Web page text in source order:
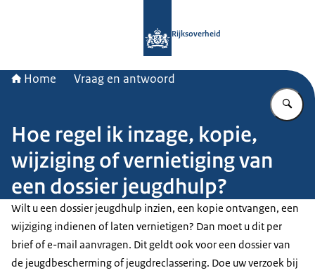
Rijksoverheid
Home Vraag en antwoord
Hoe regel ik inzage, kopie,
wijziging of vernietiging van
een dossier jeugdhulp?
Wilt u een dossier jeugdhulp inzien, een kopie ontvangen, een
wijziging indienen of laten vernietigen? Dan moet u dit per
brief of e-mail aanvragen. Dit geldt ook voor een dossier van
de jeugdbescherming of jeugdreclassering. Doe uw verzoek bij